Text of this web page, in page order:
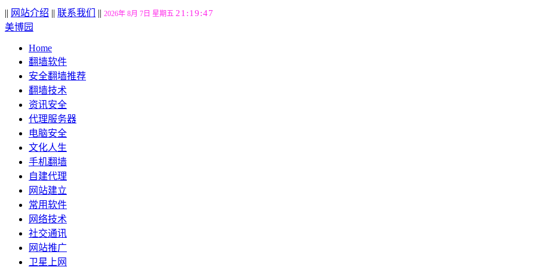
|| 网站介绍 || 联系我们 || 2026年 8月 7日 星期五 21:19:48
美博园
Home
翻墙软件
安全翻墙推荐
翻墙技术
资讯安全
代理服务器
电脑安全
文化人生
手机翻墙
自建代理
网站建立
常用软件
网络技术
社交通讯
网站推广
卫星上网